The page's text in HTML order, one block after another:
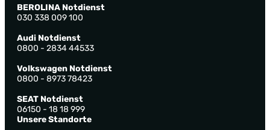
BEROLINA Notdienst
030 338 009 100
Audi Notdienst
0800 - 2834 44533
Volkswagen Notdienst
0800 - 8973 78423
SEAT Notdienst
06150 - 18 18 999
Unsere Standorte